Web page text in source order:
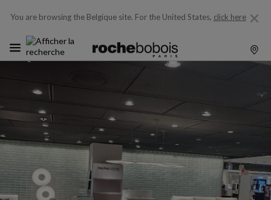
You are browsing the Belgique site. For the United States, click here